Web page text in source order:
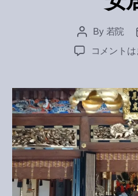
Post
author
By 若院
安
へ
の
コメント